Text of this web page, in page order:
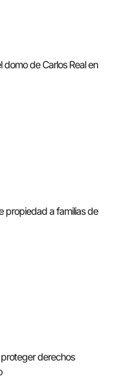
domo de Carlos Real en
propiedad a familias de
derechos